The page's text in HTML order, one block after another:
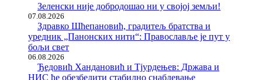
Зеленски није добродошао ни у својој земљи!
07.08.2026
Здравко Шћепановић, градитељ братства и
уредник „Панонских нити“: Православље је пут у
бољи свет
06.08.2026
Ђедовић Хандановић и Тјурдењев: Држава и
НИС ће обезбедити стабилно снабдевање